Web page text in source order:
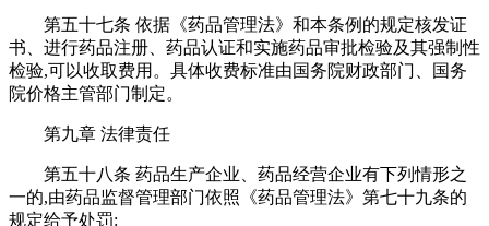
第五十七条 依据《药品管理法》和本条例的规定核发证
书、进行药品注册、药品认证和实施药品审批检验及其强制性
检验,可以收取费用。具体收费标准由国务院财政部门、国务
院价格主管部门制定。
第九章 法律责任
第五十八条 药品生产企业、药品经营企业有下列情形之
一的,由药品监督管理部门依照《药品管理法》第七十九条的
规定给予处罚: